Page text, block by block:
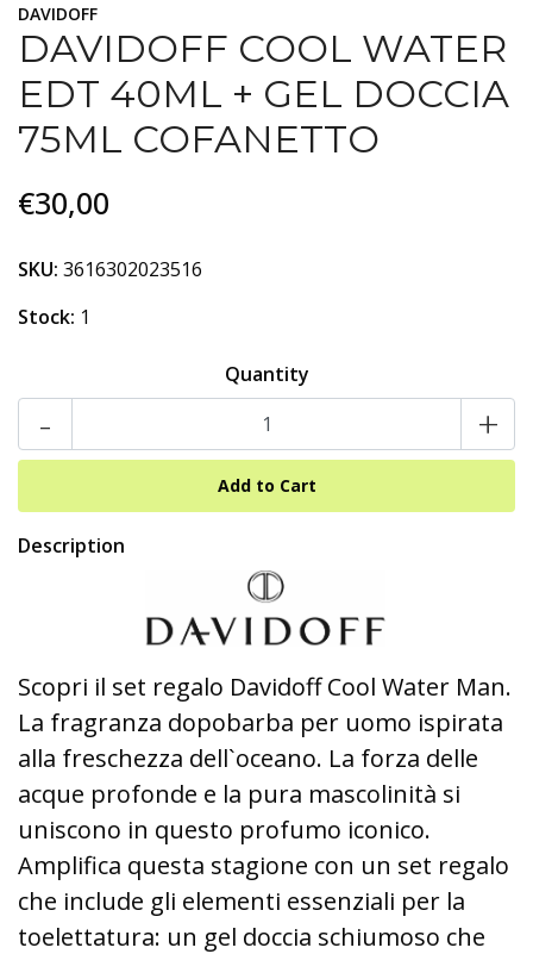
DAVIDOFF
DAVIDOFF COOL WATER
EDT 40ML + GEL DOCCIA
75ML COFANETTO
€30,00
SKU: 3616302023516
Stock: 1
Quantity
- +
Description
Scopri il set regalo Davidoff Cool Water Man.
La fragranza dopobarba per uomo ispirata
alla freschezza dell`oceano. La forza delle
acque profonde e la pura mascolinità si
uniscono in questo profumo iconico.
Amplifica questa stagione con un set regalo
che include gli elementi essenziali per la
toelettatura: un gel doccia schiumoso che